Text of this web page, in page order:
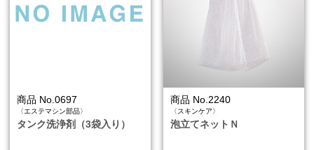
ウィッグ用雑貨
おすすめ商品
商品 No.0697
〈エステマシン部品〉
タンク洗浄剤（3袋入り）
商品 No.2240
〈スキンケア〉
泡立てネットＮ